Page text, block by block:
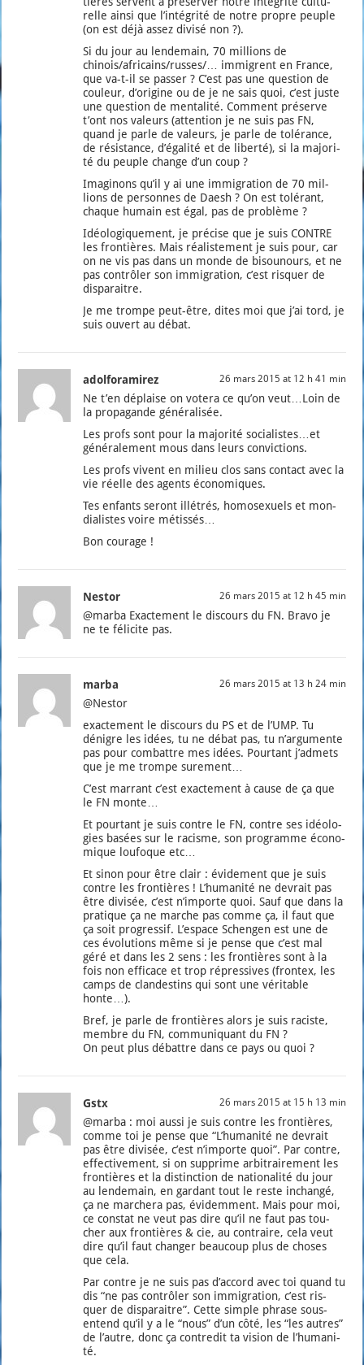
relle ain­si que l’in­té­gri­té de notre propre peuple
(on est déjà assez divi­sé non ?).
Si du jour au len­de­main, 70 mil­lions de
chinois/africains/russes/… immigrent en France,
que va-t-il se pas­ser ? C’est pas une ques­tion de
cou­leur, d’o­ri­gine ou de je ne sais quoi, c’est juste
une ques­tion de men­ta­li­té. Com­ment pré­serve
t’ont nos valeurs (atten­tion je ne suis pas FN,
quand je parle de valeurs, je parle de tolé­rance,
de résis­tance, d’é­ga­li­té et de liber­té), si la majo­ri­
té du peuple change d’un coup ?
Ima­gi­nons qu’il y ai une immi­gra­tion de 70 mil­
lions de per­sonnes de Daesh ? On est tolé­rant,
chaque humain est égal, pas de pro­blème ?
Idéo­lo­gi­que­ment, je pré­cise que je suis CONTRE
les fron­tières. Mais réa­lis­te­ment je suis pour, car
on ne vis pas dans un monde de bisou­nours, et ne
pas contrô­ler son immi­gra­tion, c’est ris­quer de
dis­pa­raitre.
Je me trompe peut-être, dites moi que j’ai tord, je
suis ouvert au débat.
adolforamirez 26 mars 2015 at 12 h 41 min
Ne t’en déplaise on vote­ra ce qu’on veut…Loin de
la pro­pa­gande géné­ra­li­sée.
Les profs sont pour la majo­ri­té socialistes…et
géné­ra­le­ment mous dans leurs convic­tions.
Les profs vivent en milieu clos sans contact avec la
vie réelle des agents éco­no­miques.
Tes enfants seront illé­trés, homo­sexuels et mon­
dia­listes voire métis­sés…
Bon cou­rage !
Nestor 26 mars 2015 at 12 h 45 min
@marba Exac­te­ment le dis­cours du FN. Bra­vo je
ne te féli­cite pas.
marba 26 mars 2015 at 13 h 24 min
@Nestor
exac­te­ment le dis­cours du PS et de l’UMP. Tu
dénigre les idées, tu ne débat pas, tu n’ar­gu­mente
pas pour com­battre mes idées. Pour­tant j’ad­mets
que je me trompe sur­ement…
C’est mar­rant c’est exac­te­ment à cause de ça que
le FN monte…
Et pour­tant je suis contre le FN, contre ses idéo­lo­
gies basées sur le racisme, son pro­gramme éco­no­
mique lou­foque etc…
Et sinon pour être clair : évi­de­ment que je suis
contre les fron­tières ! L’hu­ma­ni­té ne devrait pas
être divi­sée, c’est n’im­porte quoi. Sauf que dans la
pra­tique ça ne marche pas comme ça, il faut que
ça soit pro­gres­sif. L’es­pace Schen­gen est une de
ces évo­lu­tions même si je pense que c’est mal
géré et dans les 2 sens : les fron­tières sont à la
fois non effi­cace et trop répres­sives (fron­tex, les
camps de clan­des­tins qui sont une véri­table
honte…).
Bref, je parle de fron­tières alors je suis raciste,
membre du FN, com­mu­ni­quant du FN ?
On peut plus débattre dans ce pays ou quoi ?
Gstx 26 mars 2015 at 15 h 13 min
@marba : moi aus­si je suis contre les fron­tières,
comme toi je pense que “L’humanité ne devrait
pas être divi­sée, c’est n’importe quoi”. Par contre,
effec­ti­ve­ment, si on sup­prime arbi­trai­re­ment les
fron­tières et la dis­tinc­tion de natio­na­li­té du jour
au len­de­main, en gar­dant tout le reste inchan­gé,
ça ne mar­che­ra pas, évi­dem­ment. Mais pour moi,
ce constat ne veut pas dire qu’il ne faut pas tou­
cher aux fron­tières & cie, au contraire, cela veut
dire qu’il faut chan­ger beau­coup plus de choses
que cela.
Par contre je ne suis pas d’ac­cord avec toi quand tu
dis “ne pas contrô­ler son immi­gra­tion, c’est ris­
quer de dis­pa­raitre”. Cette simple phrase sous-
entend qu’il y a le “nous” d’un côté, les “les autres”
de l’autre, donc ça contre­dit ta vision de l’hu­ma­ni­
té.